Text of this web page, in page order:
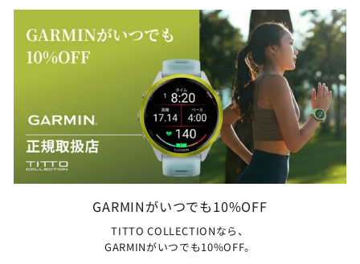
GARMINがいつでも10%OFF
TITTO COLLECTIONなら、
GARMINがいつでも10%OFF。